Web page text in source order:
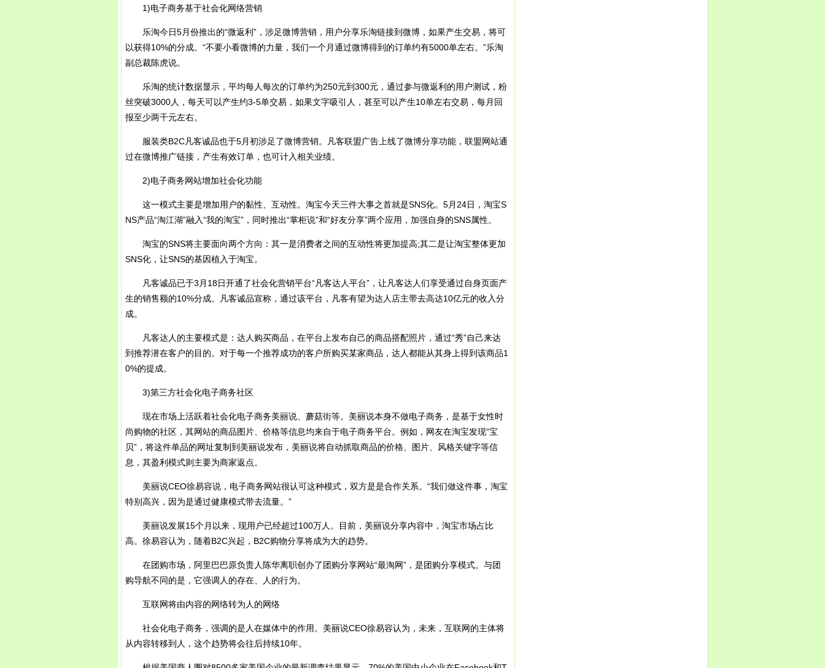
1)电子商务基于社会化网络营销
乐淘今日5月份推出的“微返利”，涉足微博营销，用户分享乐淘链接到微博，如果产生交易，将可
以获得10%的分成。“不要小看微博的力量，我们一个月通过微博得到的订单约有5000单左右。”乐淘
副总裁陈虎说。
乐淘的统计数据显示，平均每人每次的订单约为250元到300元，通过参与微返利的用户测试，粉
丝突破3000人，每天可以产生约3-5单交易，如果文字吸引人，甚至可以产生10单左右交易，每月回
报至少两千元左右。
服装类B2C凡客诚品也于5月初涉足了微博营销。凡客联盟广告上线了微博分享功能，联盟网站通
过在微博推广链接，产生有效订单，也可计入相关业绩。
2)电子商务网站增加社会化功能
这一模式主要是增加用户的黏性、互动性。淘宝今天三件大事之首就是SNS化。5月24日，淘宝S
NS产品“淘江湖”融入“我的淘宝”，同时推出“掌柜说”和“好友分享”两个应用，加强自身的SNS属性。
淘宝的SNS将主要面向两个方向：其一是消费者之间的互动性将更加提高;其二是让淘宝整体更加
SNS化，让SNS的基因植入于淘宝。
凡客诚品已于3月18日开通了社会化营销平台“凡客达人平台”，让凡客达人们享受通过自身页面产
生的销售额的10%分成。凡客诚品宣称，通过该平台，凡客有望为达人店主带去高达10亿元的收入分
成。
凡客达人的主要模式是：达人购买商品，在平台上发布自己的商品搭配照片，通过“秀”自己来达
到推荐潜在客户的目的。对于每一个推荐成功的客户所购买某家商品，达人都能从其身上得到该商品1
0%的提成。
3)第三方社会化电子商务社区
现在市场上活跃着社会化电子商务美丽说、蘑菇街等。美丽说本身不做电子商务，是基于女性时
尚购物的社区，其网站的商品图片、价格等信息均来自于电子商务平台。例如，网友在淘宝发现“宝
贝”，将这件单品的网址复制到美丽说发布，美丽说将自动抓取商品的价格、图片、风格关键字等信
息，其盈利模式则主要为商家返点。
美丽说CEO徐易容说，电子商务网站很认可这种模式，双方是是合作关系。“我们做这件事，淘宝
特别高兴，因为是通过健康模式带去流量。”
美丽说发展15个月以来，现用户已经超过100万人。目前，美丽说分享内容中，淘宝市场占比
高。徐易容认为，随着B2C兴起，B2C购物分享将成为大的趋势。
在团购市场，阿里巴巴原负责人陈华离职创办了团购分享网站“最淘网”，是团购分享模式。与团
购导航不同的是，它强调人的存在、人的行为。
互联网将由内容的网络转为人的网络
社会化电子商务，强调的是人在媒体中的作用。美丽说CEO徐易容认为，未来，互联网的主体将
从内容转移到人，这个趋势将会往后持续10年。